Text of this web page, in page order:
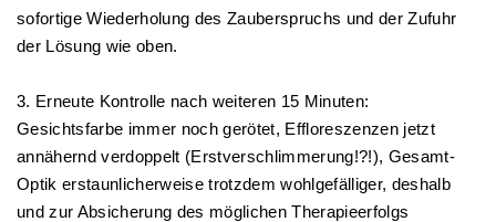
sofortige Wiederholung des Zauberspruchs und der Zufuhr
der Lösung wie oben.
3. Erneute Kontrolle nach weiteren 15 Minuten:
Gesichtsfarbe immer noch gerötet, Effloreszenzen jetzt
annähernd verdoppelt (Erstverschlimmerung!?!), Gesamt-
Optik erstaunlicherweise trotzdem wohlgefälliger, deshalb
und zur Absicherung des möglichen Therapieerfolgs